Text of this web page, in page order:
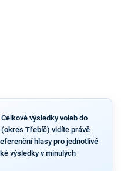
výsledky voleb do
Třebíč) vidíte právě
hlasy pro jednotlivé
výsledky v minulých